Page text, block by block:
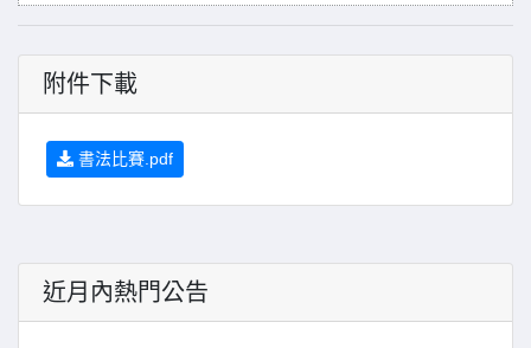
附件下載
書法比賽.pdf
近月內熱門公告